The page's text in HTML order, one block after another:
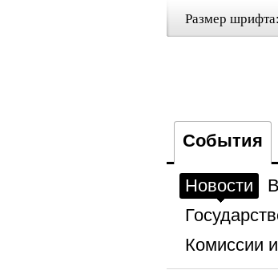
Размер шрифта:
События
Новости
Комиссии